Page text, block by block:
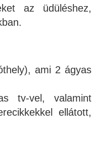
az üdüléshez,
ami 2 ágyas
tv-vel, valamint
ellátott,